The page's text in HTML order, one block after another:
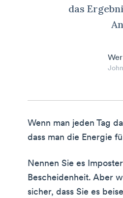
das
Wenn man jeden Tag
dass man die Energie
Nennen Sie es
Bescheidenheit. Aber
sicher, dass Sie es